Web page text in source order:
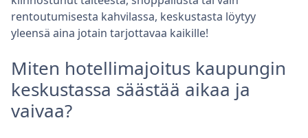
rentoutumisesta kahvilassa, keskustasta löytyy
yleensä aina jotain tarjottavaa kaikille!
Miten hotellimajoitus kaupungin
keskustassa säästää aikaa ja
vaivaa?